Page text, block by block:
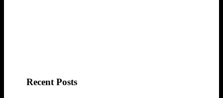
Recent Posts